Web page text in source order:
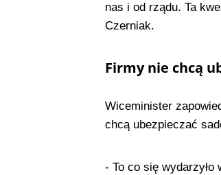
nas i od rządu. Ta
Czerniak.
Firmy nie chcą
Wiceminister
chcą ubezpieczać
- To co się